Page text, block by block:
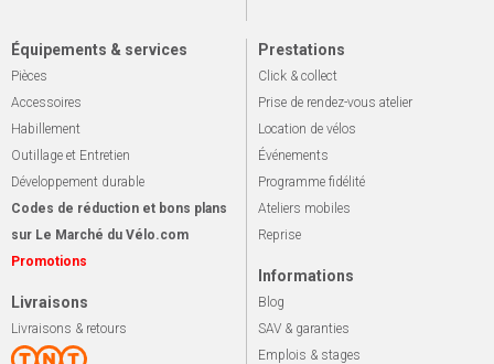
Équipements & services
Pièces
Accessoires
Habillement
Outillage et Entretien
Développement durable
Codes de réduction et bons plans
sur Le Marché du Vélo.com
Promotions
Livraisons
Livraisons & retours
Prestations
Click & collect
Prise de rendez-vous atelier
Location de vélos
Événements
Programme fidélité
Ateliers mobiles
Reprise
Informations
Blog
SAV & garanties
Emplois & stages